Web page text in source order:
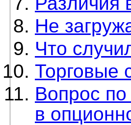
Не
Что
Торговые
Вопрос
в